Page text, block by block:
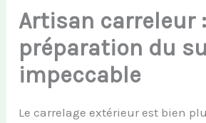
Artisan carreleur :
préparation du
impeccable
Le carrelage extérieur est bien